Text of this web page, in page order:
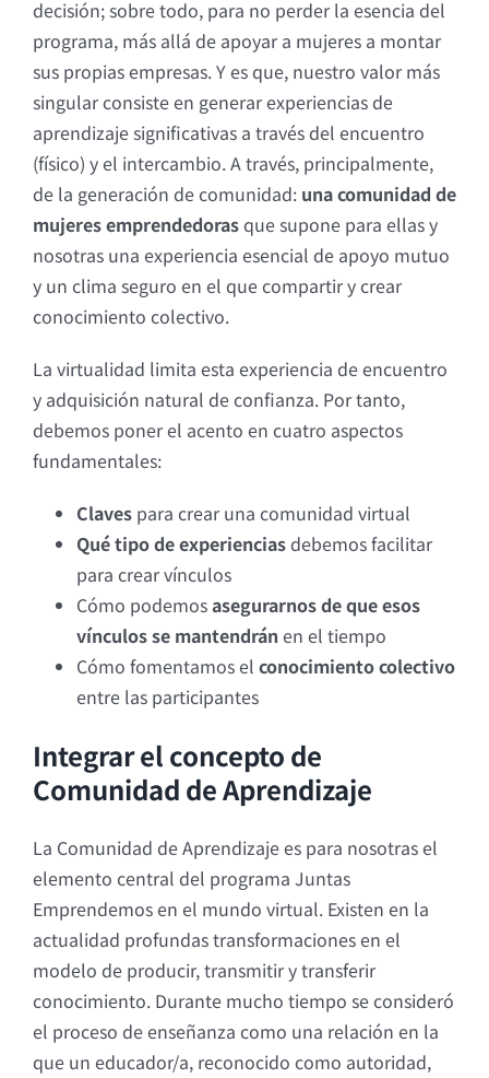
decisión; sobre todo, para no perder la esencia del
programa, más allá de apoyar a mujeres a montar
sus propias empresas. Y es que, nuestro valor más
singular consiste en generar experiencias de
aprendizaje significativas a través del encuentro
(físico) y el intercambio. A través, principalmente,
de la generación de comunidad: una comunidad de
mujeres emprendedorasque supone para ellas y
nosotras una experiencia esencial de apoyo mutuo
y un clima seguro en el que compartir y crear
conocimiento colectivo.
La virtualidad limita esta experiencia de encuentro
y adquisición natural de confianza. Por tanto,
debemos poner el acento en cuatro aspectos
fundamentales:
Claves para crear una comunidad virtual
Qué tipo de experienciasdebemos facilitar
para crear vínculos
Cómo podemosasegurarnos de que esos
vínculos se mantendrán en el tiempo
Cómo fomentamos el conocimiento colectivo
entre las participantes
Integrar el concepto de
Comunidad de Aprendizaje
La Comunidad de Aprendizaje es para nosotras el
elemento central del programa Juntas
Emprendemos en el mundo virtual. Existen en la
actualidad profundas transformaciones en el
modelo de producir, transmitir y transferir
conocimiento. Durante mucho tiempo se consideró
el proceso de enseñanza como una relación en la
que un educador/a, reconocido como autoridad,